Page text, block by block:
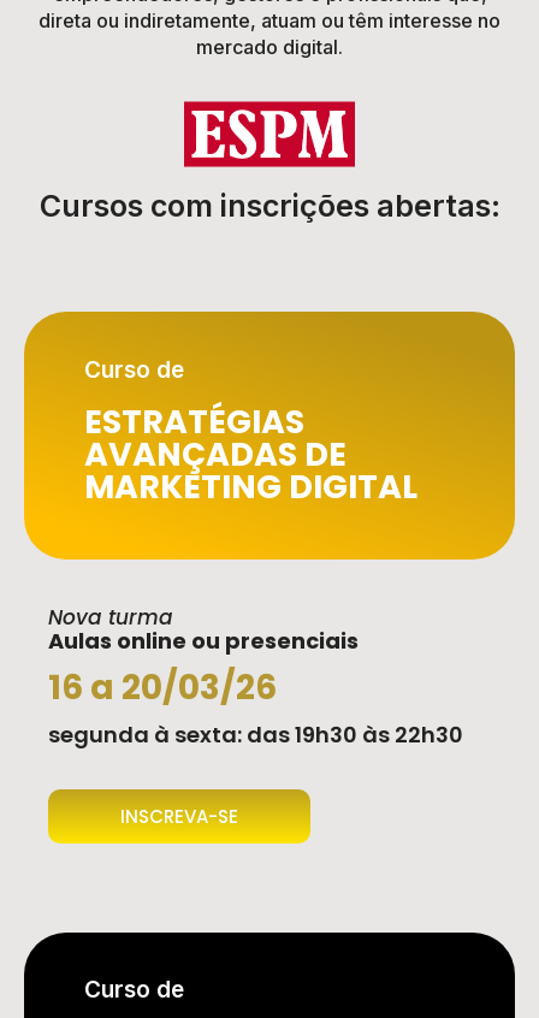
direta ou indiretamente, atuam ou têm interesse no
mercado digital.
Cursos com inscrições abertas:
Curso de
ESTRATÉGIAS
AVANÇADAS DE
MARKETING DIGITAL
Nova turma
Aulas online ou presenciais
16 a 20/03/26
segunda à sexta: das 19h30 às 22h30
INSCREVA-SE
Curso de